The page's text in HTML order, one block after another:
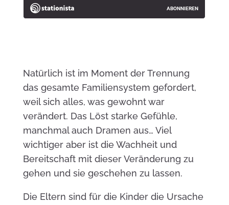
Natürlich ist im Moment der Trennung
das gesamte Familiensystem gefordert,
weil sich alles, was gewohnt war
verändert. Das Löst starke Gefühle,
manchmal auch Dramen aus… Viel
wichtiger aber ist die Wachheit und
Bereitschaft mit dieser Veränderung zu
gehen und sie geschehen zu lassen.
Die Eltern sind für die Kinder die Ursache